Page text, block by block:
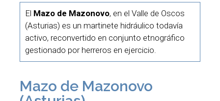
El Mazo de Mazonovo, en el Valle de Oscos
(Asturias) es un martinete hidráulico todavía
activo, reconvertido en conjunto etnográfico
gestionado por herreros en ejercicio.
Mazo de Mazonovo